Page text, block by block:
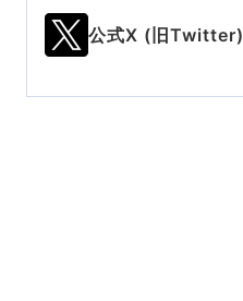
公式X (旧Twitter)